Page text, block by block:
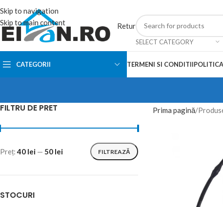
Skip to navigation
Skip to main content
Retur
SELECT CATEGORY
CATEGORII TERMENI SI CONDITII
FILTRU DE PRET
FILTREAZĂ
Preț:40 lei — 50 lei
STOCURI
Prima pagină